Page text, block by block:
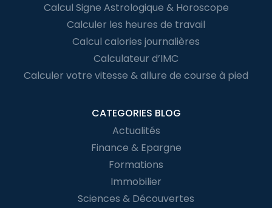
Calcul Signe Astrologique & Horoscope
Calculer les heures de travail
Calcul calories journalières
Calculateur d’IMC
Calculer votre vitesse & allure de course à pied
CATEGORIES BLOG
Actualités
Finance & Epargne
Formations
Immobilier
Sciences & Découvertes